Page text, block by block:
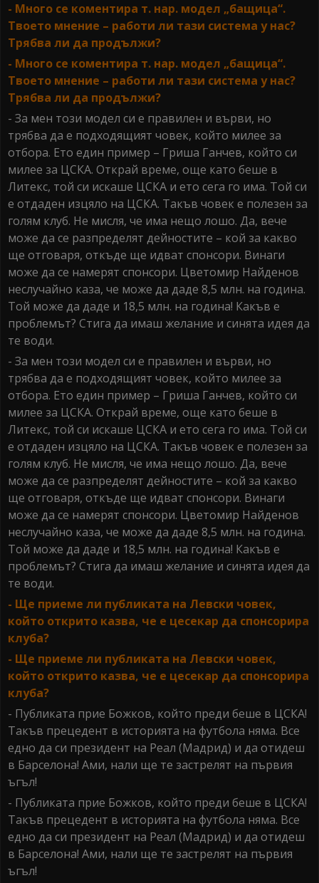
- Много се коментира т. нар. модел „бащица“.
Твоето мнение – работи ли тази система у нас?
Трябва ли да продължи?
- Много се коментира т. нар. модел „бащица“.
Твоето мнение – работи ли тази система у нас?
Трябва ли да продължи?
- За мен този модел си е правилен и върви, но
трябва да е подходящият човек, който милее за
отбора. Ето един пример – Гриша Ганчев, който си
милее за ЦСКА. Открай време, още като беше в
Литекс, той си искаше ЦСКА и ето сега го има. Той си
е отдаден изцяло на ЦСКА. Такъв човек е полезен за
голям клуб. Не мисля, че има нещо лошо. Да, вече
може да се разпределят дейностите – кой за какво
ще отговаря, откъде ще идват спонсори. Винаги
може да се намерят спонсори. Цветомир Найденов
неслучайно каза, че може да даде 8,5 млн. на година.
Той може да даде и 18,5 млн. на година! Какъв е
проблемът? Стига да имаш желание и синята идея да
те води.
- За мен този модел си е правилен и върви, но
трябва да е подходящият човек, който милее за
отбора. Ето един пример – Гриша Ганчев, който си
милее за ЦСКА. Открай време, още като беше в
Литекс, той си искаше ЦСКА и ето сега го има. Той си
е отдаден изцяло на ЦСКА. Такъв човек е полезен за
голям клуб. Не мисля, че има нещо лошо. Да, вече
може да се разпределят дейностите – кой за какво
ще отговаря, откъде ще идват спонсори. Винаги
може да се намерят спонсори. Цветомир Найденов
неслучайно каза, че може да даде 8,5 млн. на година.
Той може да даде и 18,5 млн. на година! Какъв е
проблемът? Стига да имаш желание и синята идея да
те води.
- Ще приеме ли публиката на Левски човек,
който открито казва, че е цесекар да спонсорира
клуба?
- Ще приеме ли публиката на Левски човек,
който открито казва, че е цесекар да спонсорира
клуба?
- Публиката прие Божков, който преди беше в ЦСКА!
Такъв прецедент в историята на футбола няма. Все
едно да си президент на Реал (Мадрид) и да отидеш
в Барселона! Ами, нали ще те застрелят на първия
ъгъл!
- Публиката прие Божков, който преди беше в ЦСКА!
Такъв прецедент в историята на футбола няма. Все
едно да си президент на Реал (Мадрид) и да отидеш
в Барселона! Ами, нали ще те застрелят на първия
ъгъл!